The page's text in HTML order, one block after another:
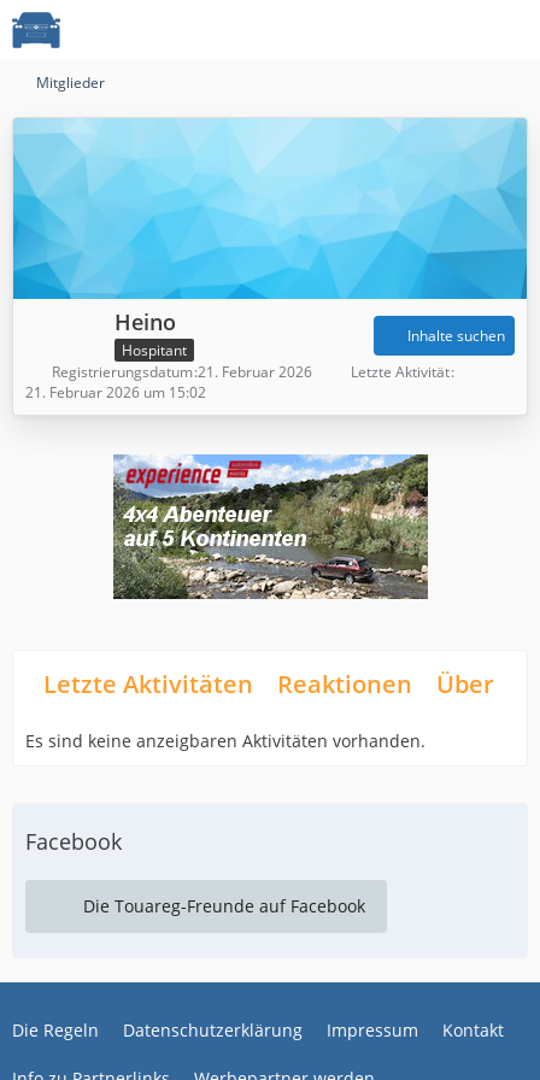
Mitglieder
Heino
Hospitant
Inhalte suchen
Registrierungsdatum 21. Februar 2026
Letzte Aktivität
21. Februar 2026 um 15:02
Letzte Aktivitäten Reaktionen Über
Es sind keine anzeigbaren Aktivitäten vorhanden.
Facebook
Die Touareg-Freunde auf Facebook
Die Regeln Datenschutzerklärung Impressum Kontakt